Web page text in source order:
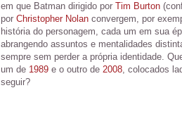
em que Batman dirigido por Tim Burton
por Christopher Nolan convergem, por
história do personagem, cada um em sua
abrangendo assuntos e mentalidades
sempre sem perder a própria identidade.
um de 1989 e o outro de 2008, colocados
seguir?